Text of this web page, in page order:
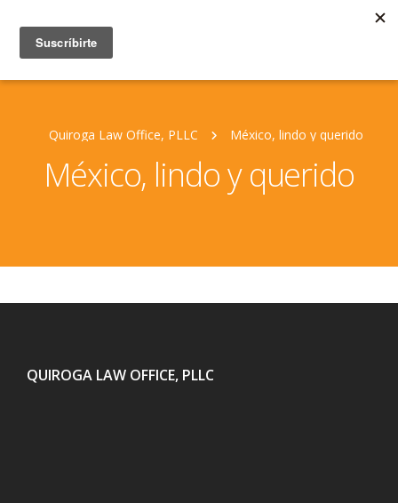
Quiroga Law Office, PLLC México, lindo y querido
México, lindo y querido
QUIROGA LAW OFFICE, PLLC